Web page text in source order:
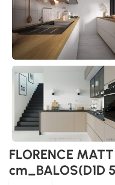
FLORENCE
cm_BALOS(D1D